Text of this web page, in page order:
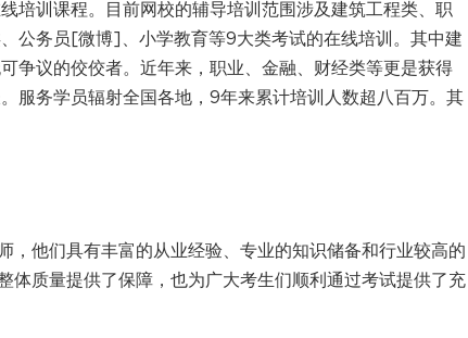
培训课程。目前网校的辅导培训范围涉及建筑工程类、职
公务员[微博]、小学教育等9大类考试的在线培训。其中建
争议的佼佼者。近年来，职业、金融、财经类等更是获得
服务学员辐射全国各地，9年来累计培训人数超八百万。其
他们具有丰富的从业经验、专业的知识储备和行业较高的
质量提供了保障，也为广大考生们顺利通过考试提供了充